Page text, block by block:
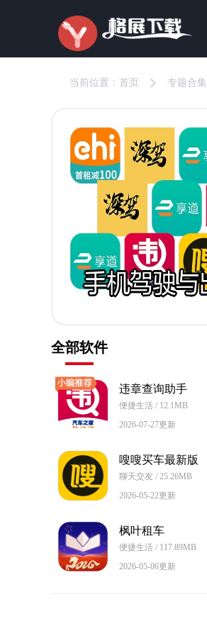
当前位置： 首页 专题合集
全部软件
违章查询助手
便捷生活 / 12.1MB
2026-07-27更新
嗖嗖买车最新版
聊天交友 / 25.26MB
2026-05-22更新
枫叶租车
便捷生活 / 117.89MB
2026-05-06更新